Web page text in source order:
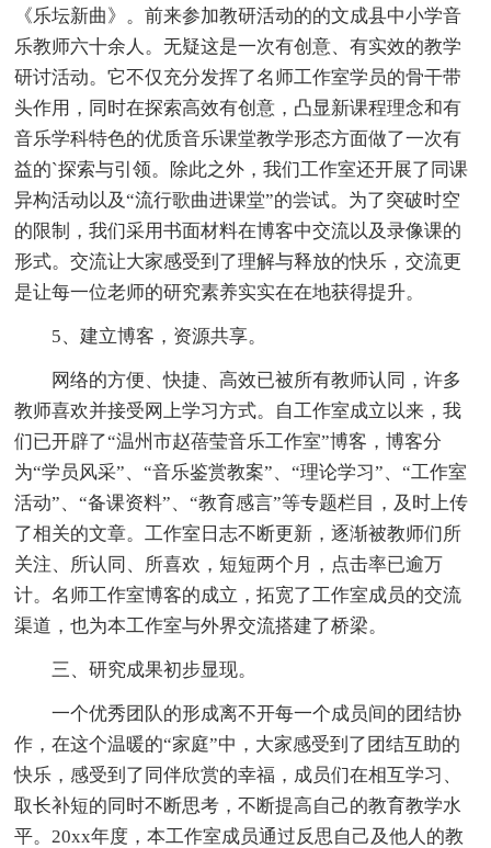
《乐坛新曲》。前来参加教研活动的的文成县中小学音
乐教师六十余人。无疑这是一次有创意、有实效的教学
研讨活动。它不仅充分发挥了名师工作室学员的骨干带
头作用，同时在探索高效有创意，凸显新课程理念和有
音乐学科特色的优质音乐课堂教学形态方面做了一次有
益的`探索与引领。除此之外，我们工作室还开展了同课
异构活动以及“流行歌曲进课堂”的尝试。为了突破时空
的限制，我们采用书面材料在博客中交流以及录像课的
形式。交流让大家感受到了理解与释放的快乐，交流更
是让每一位老师的研究素养实实在在地获得提升。
5、建立博客，资源共享。
网络的方便、快捷、高效已被所有教师认同，许多
教师喜欢并接受网上学习方式。自工作室成立以来，我
们已开辟了“温州市赵蓓莹音乐工作室”博客，博客分
为“学员风采”、“音乐鉴赏教案”、“理论学习”、“工作室
活动”、“备课资料”、“教育感言”等专题栏目，及时上传
了相关的文章。工作室日志不断更新，逐渐被教师们所
关注、所认同、所喜欢，短短两个月，点击率已逾万
计。名师工作室博客的成立，拓宽了工作室成员的交流
渠道，也为本工作室与外界交流搭建了桥梁。
三、研究成果初步显现。
一个优秀团队的形成离不开每一个成员间的团结协
作，在这个温暖的“家庭”中，大家感受到了团结互助的
快乐，感受到了同伴欣赏的幸福，成员们在相互学习、
取长补短的同时不断思考，不断提高自己的教育教学水
平。20xx年度，本工作室成员通过反思自己及他人的教